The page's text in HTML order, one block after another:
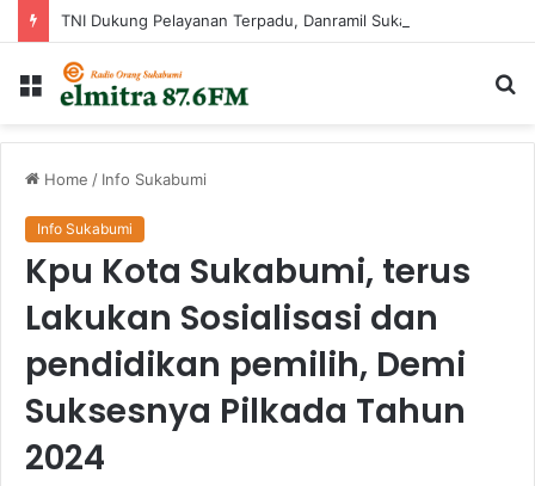
Menu
Home / Info Sukabumi
Info Sukabumi
Kpu Kota Sukabumi, terus
Lakukan Sosialisasi dan
pendidikan pemilih, Demi
Suksesnya Pilkada Tahun
2024